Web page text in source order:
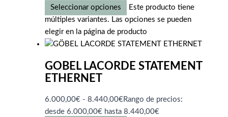
Seleccionar opciones
Este producto tiene
múltiples variantes. Las opciones se pueden
elegir en la página de producto
GOBEL LACORDE STATEMENT
ETHERNET
6.000,00€ - 8.440,00€Rango de precios:
desde 6.000,00€ hasta 8.440,00€